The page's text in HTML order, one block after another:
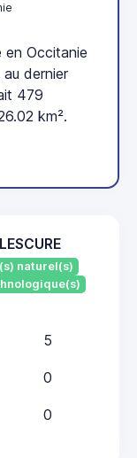
en Occitanie
dernier
479
km².
naturel(s)
5
0
0